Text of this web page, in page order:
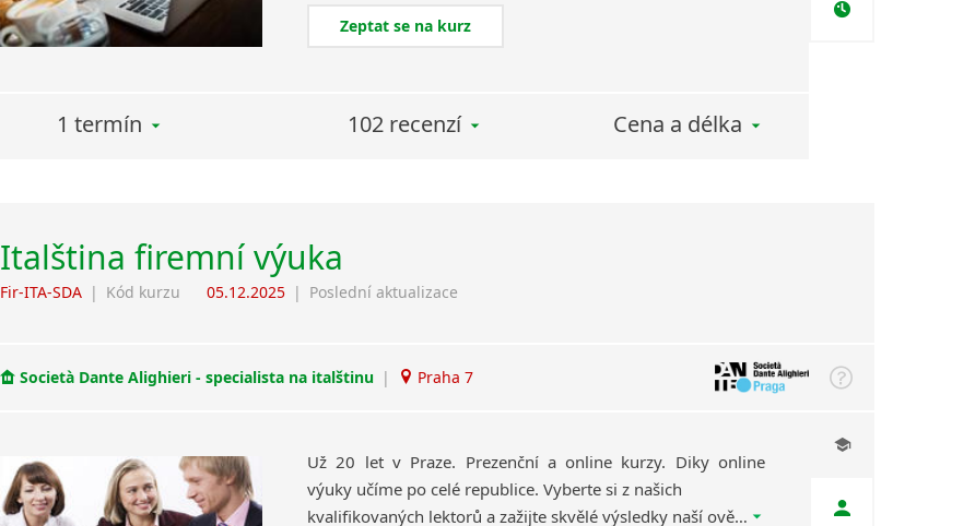
Zeptat se na kurz
1 termín 102 recenzí Cena a délka
Italština firemní výuka
Fir-ITA-SDA | Kód kurzu 05.12.2025 | Poslední aktualizace
Società Dante Alighieri - specialista na italštinu | Praha 7
Už 20 let v Praze. Prezenční a online kurzy. Diky online
výuky učíme po celé republice. Vyberte si z našich
kvalifikovaných lektorů a zažijte skvělé výsledky naší ověřené výukové metody, díky které se naučíte italský efektivně, rychle a zábavnou formou.